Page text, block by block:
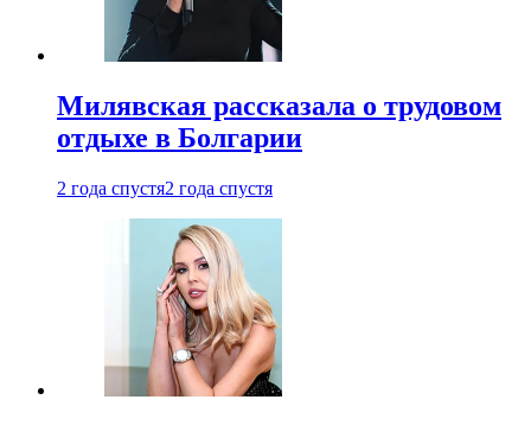
Милявская рассказала о трудовом
отдыхе в Болгарии
2 года спустя2 года спустя